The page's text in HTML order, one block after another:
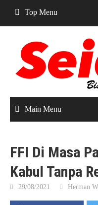
content
Top Menu
Main Menu
FFI Di Masa
Kabul Tanpa
29/08/2021 Herman